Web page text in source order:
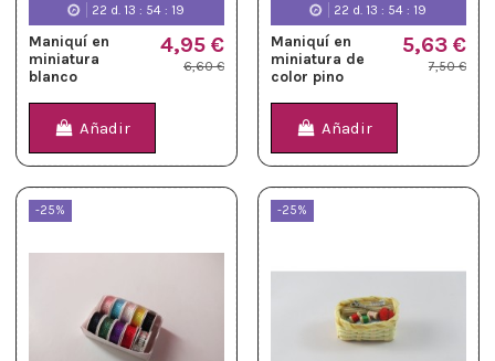
22 d. 13 : 54 : 19
Maniquí en
miniatura
blanco
4,95 €
6,60 €
Añadir
22 d. 13 : 54 : 19
Maniquí en
miniatura de
color pino
5,63 €
7,50 €
Añadir
-25% -25%